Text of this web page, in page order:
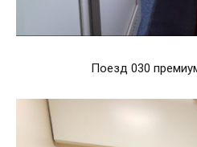
Поезд 030